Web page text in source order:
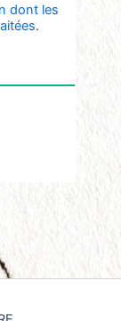
dont les
.